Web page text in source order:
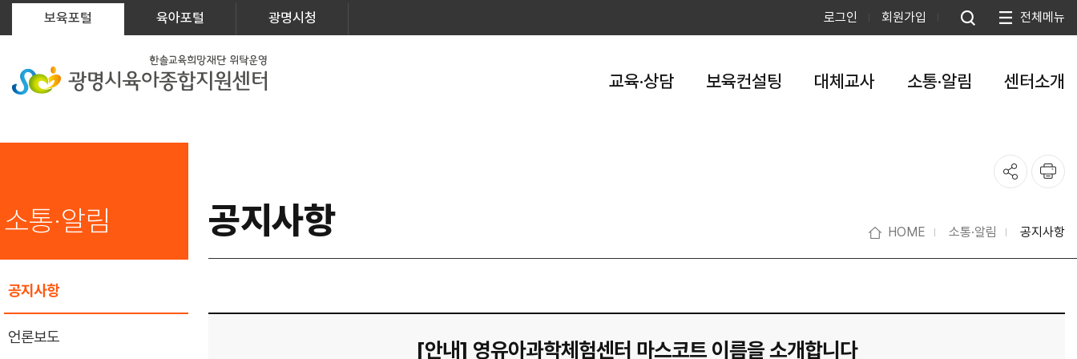
보육포털 육아포털 광명시청 로그인 회원가입 전체메뉴
교육·상담 보육컨설팅 대체교사 소통·알림 센터소개
소통·알림
공지사항
언론보도
공지사항 HOME 소통·알림 공지사항
[안내] 영유아과학체험센터 마스코트 이름을 소개합니다